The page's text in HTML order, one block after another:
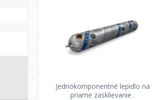
Jednokomponentné lepidlo na
priame zasklievanie .